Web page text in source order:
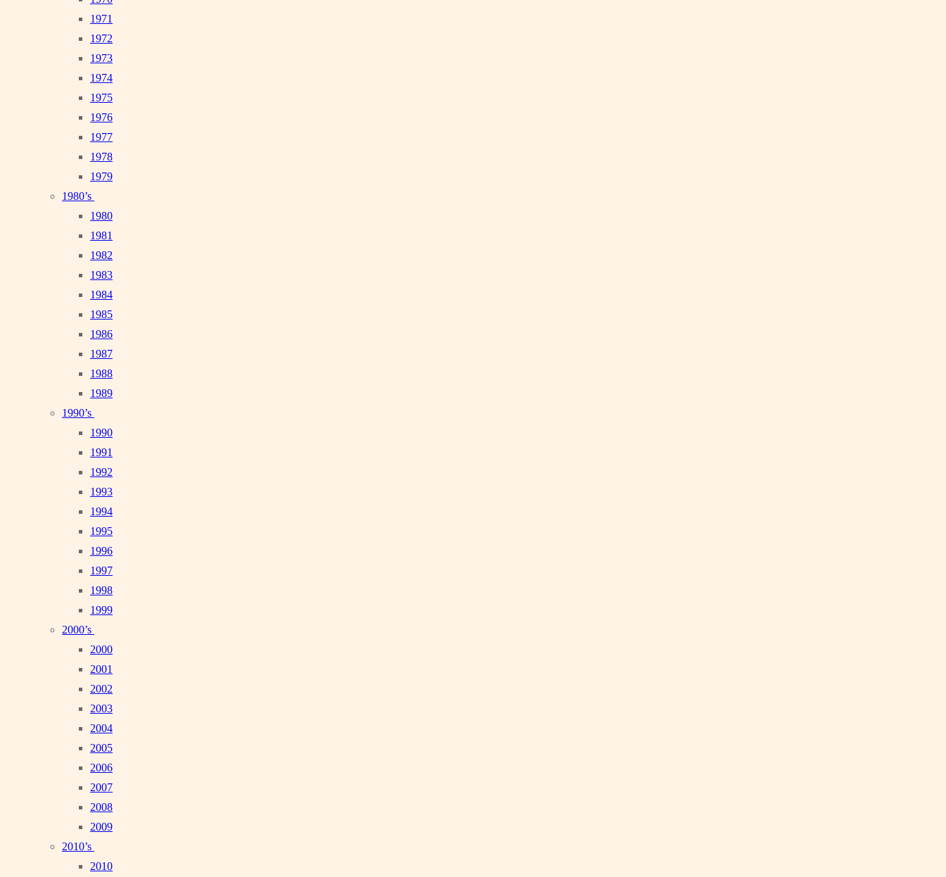
1971
1972
1973
1974
1975
1976
1977
1978
1979
1980’s
1980
1981
1982
1983
1984
1985
1986
1987
1988
1989
1990’s
1990
1991
1992
1993
1994
1995
1996
1997
1998
1999
2000’s
2000
2001
2002
2003
2004
2005
2006
2007
2008
2009
2010’s
2010